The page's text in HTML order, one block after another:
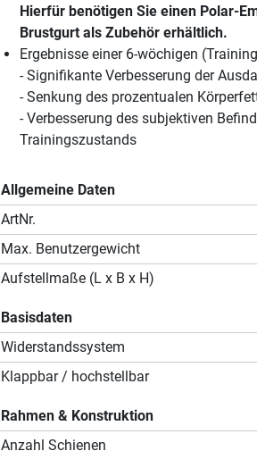
Hierfür benötigen Sie einen Polar-
Brustgurt als Zubehör erhältlich.
Ergebnisse einer 6-wöchigen
- Signifikante Verbesserung der
- Senkung des prozentualen
- Verbesserung des subjektiven
Trainingszustands
Allgemeine Daten
ArtNr.
Max. Benutzergewicht
Aufstellmaße (L x B x H)
Basisdaten
Widerstandssystem
Klappbar / hochstellbar
Rahmen & Konstruktion
Anzahl Schienen